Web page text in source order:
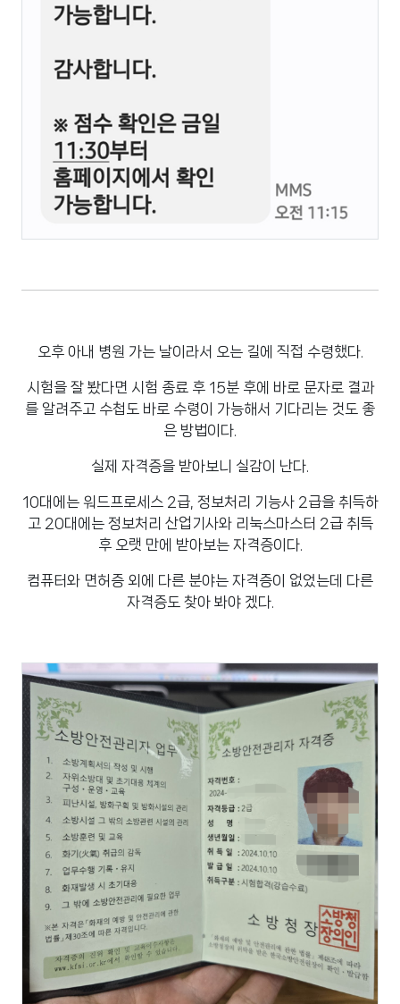
오후 아내 병원 가는 날이라서 오는 길에 직접 수령했다.
시험을 잘 봤다면 시험 종료 후 15분 후에 바로 문자로 결과
를 알려주고 수첩도 바로 수령이 가능해서 기다리는 것도 좋
은 방법이다.
실제 자격증을 받아보니 실감이 난다.
10대에는 워드프로세스 2급, 정보처리 기능사 2급을 취득하
고 20대에는 정보처리 산업기사와 리눅스마스터 2급 취득
후 오랫 만에 받아보는 자격증이다.
컴퓨터와 면허증 외에 다른 분야는 자격증이 없었는데 다른
자격증도 찾아 봐야 겠다.